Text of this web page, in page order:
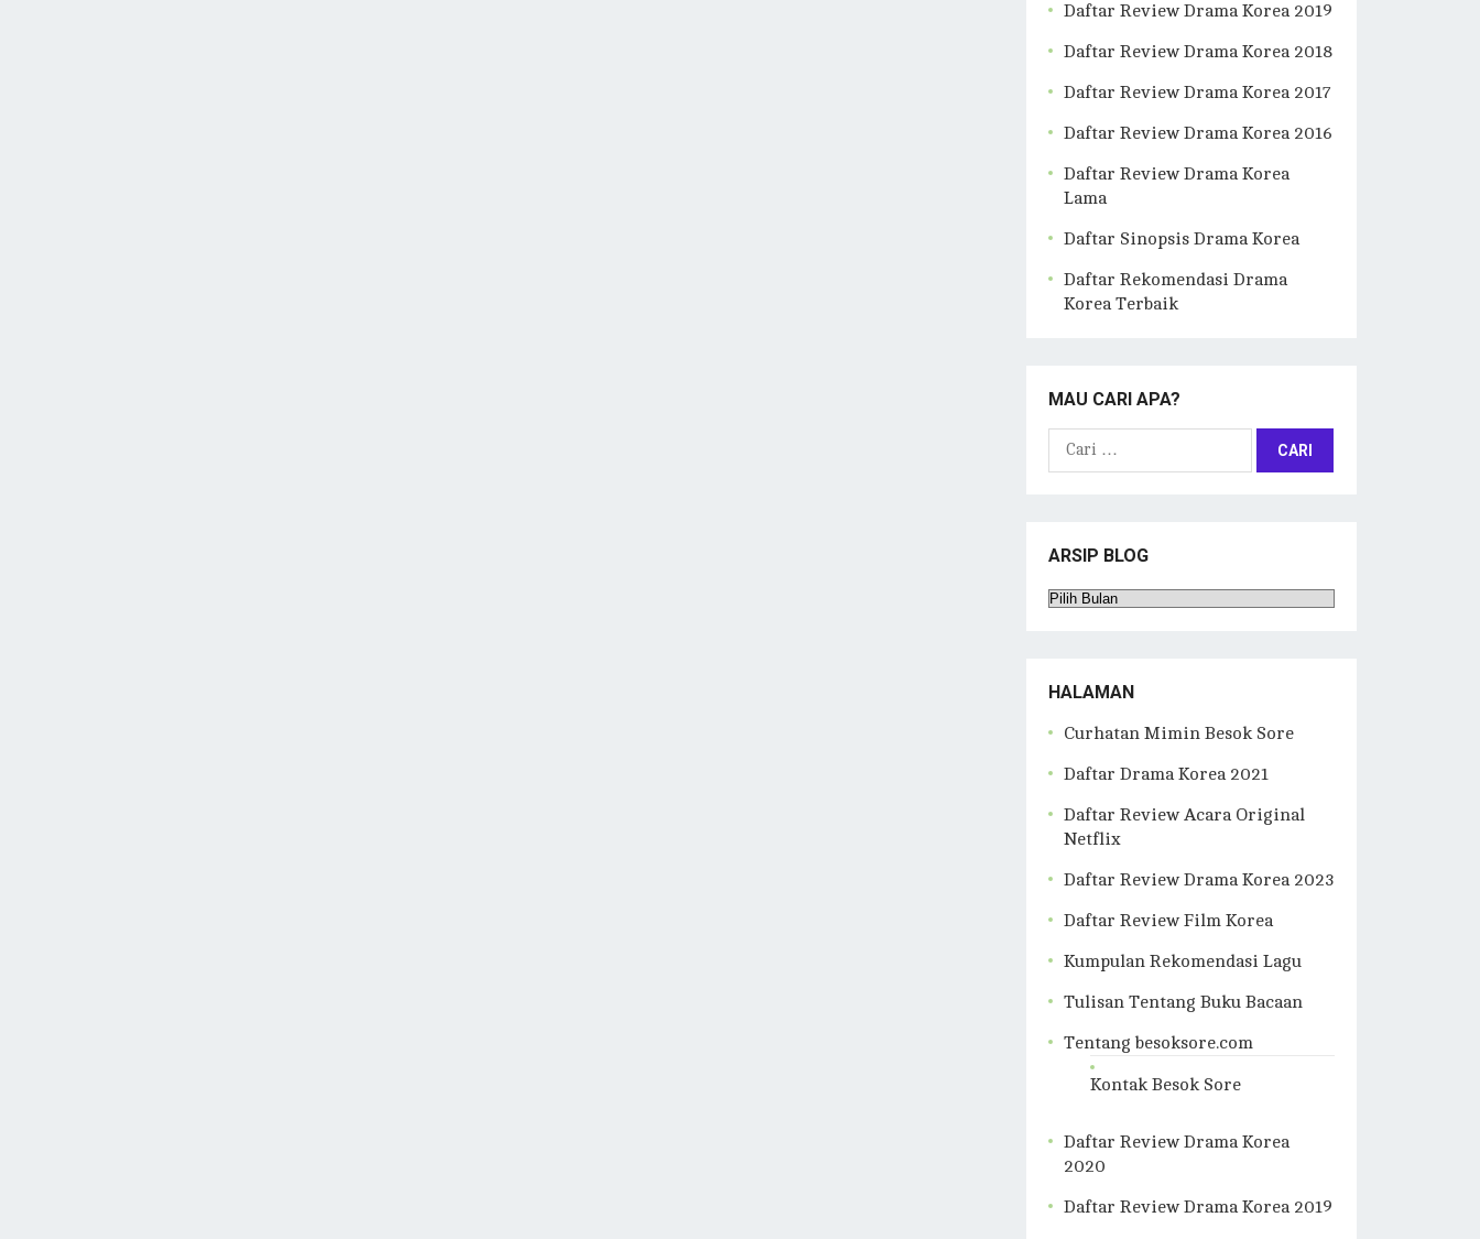
Daftar Review Drama Korea 2019
Daftar Review Drama Korea 2018
Daftar Review Drama Korea 2017
Daftar Review Drama Korea 2016
Daftar Review Drama Korea
Lama
Daftar Sinopsis Drama Korea
Daftar Rekomendasi Drama
Korea Terbaik
MAU CARI APA?
Cari
ARSIP BLOG
Arsip
HALAMAN
Curhatan Mimin Besok Sore
Daftar Drama Korea 2021
Daftar Review Acara Original
Netflix
Daftar Review Drama Korea 2023
Daftar Review Film Korea
Kumpulan Rekomendasi Lagu
Tulisan Tentang Buku Bacaan
Tentang besoksore.com
Kontak Besok Sore
Daftar Review Drama Korea
2020
Daftar Review Drama Korea 2019